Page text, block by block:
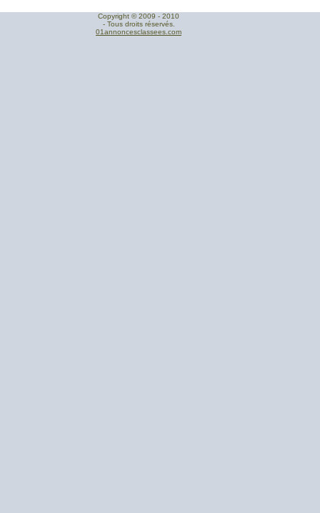
Copyright © 2009 - 2010
- Tous droits réservés.
01annoncesclassees.com